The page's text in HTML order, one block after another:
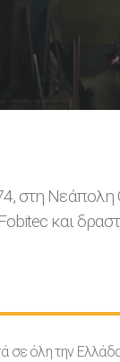
στη Νεάπολη
Fobitec και
σε όλη την